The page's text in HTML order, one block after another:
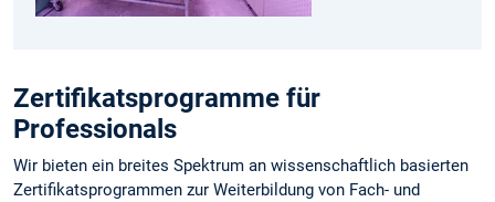
Zertifikatsprogramme für
Professionals
Wir bieten ein breites Spektrum an wissenschaftlich basierten
Zertifikatsprogrammen zur Weiterbildung von Fach- und